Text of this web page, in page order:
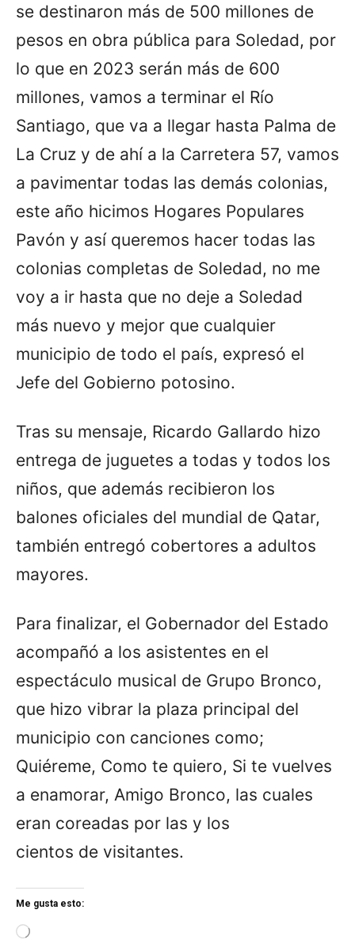
se destinaron más de 500 millones de
pesos en obra pública para Soledad, por
lo que en 2023 serán más de 600
millones, vamos a terminar el Río
Santiago, que va a llegar hasta Palma de
La Cruz y de ahí a la Carretera 57, vamos
a pavimentar todas las demás colonias,
este año hicimos Hogares Populares
Pavón y así queremos hacer todas las
colonias completas de Soledad, no me
voy a ir hasta que no deje a Soledad
más nuevo y mejor que cualquier
municipio de todo el país, expresó el
Jefe del Gobierno potosino.
Tras su mensaje, Ricardo Gallardo hizo
entrega de juguetes a todas y todos los
niños, que además recibieron los
balones oficiales del mundial de Qatar,
también entregó cobertores a adultos
mayores.
Para finalizar, el Gobernador del Estado
acompañó a los asistentes en el
espectáculo musical de Grupo Bronco,
que hizo vibrar la plaza principal del
municipio con canciones como;
Quiéreme, Como te quiero, Si te vuelves
a enamorar, Amigo Bronco, las cuales
eran coreadas por las y los
cientos de visitantes.
Me gusta esto: